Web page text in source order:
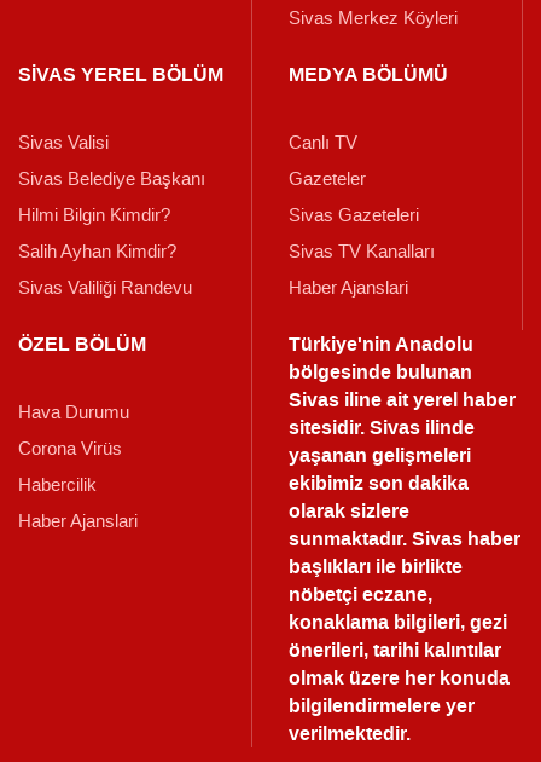
Sivas Merkez Köyleri
SİVAS YEREL BÖLÜM
Sivas Valisi
Sivas Belediye Başkanı
Hilmi Bilgin Kimdir?
Salih Ayhan Kimdir?
Sivas Valiliği Randevu
MEDYA BÖLÜMÜ
Canlı TV
Gazeteler
Sivas Gazeteleri
Sivas TV Kanalları
Haber Ajanslari
ÖZEL BÖLÜM
Hava Durumu
Corona Virüs
Habercilik
Haber Ajanslari
Türkiye'nin Anadolu
bölgesinde bulunan
Sivas iline ait yerel haber
sitesidir. Sivas ilinde
yaşanan gelişmeleri
ekibimiz son dakika
olarak sizlere
sunmaktadır.Sivas haber
başlıkları ile birlikte
nöbetçi eczane,
konaklama bilgileri, gezi
önerileri, tarihi kalıntılar
olmak üzere her konuda
bilgilendirmelere yer
verilmektedir.